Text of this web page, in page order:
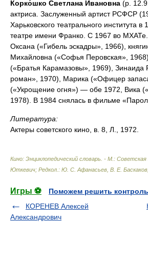
Корко́шко Светлана Ивановна (р.
актриса. Заслуженный артист РСФСР
Харьковского театрального института
театре имени Франко. С 1967 во
Оксана («Гибель эскадры», 1966),
Михайловна («Софья Перовская»,
(«Братья Карамазовы», 1969), Зинаида
роман», 1970), Марика («Офицер
(«Укрощение огня») — обе 1972, Вика
1978). В 1984 снялась в фильме
Литература:
Актеры советского кино, в. 8, Л., 1972.
Кино: Энциклопедический словарь. - М.: Советская
Юткевич; Редкол.: Ю. С. Афанасьев, В. Е.
Игры ⚽
Поможем решить
КОРЕНЕВ Алексей
Александрович